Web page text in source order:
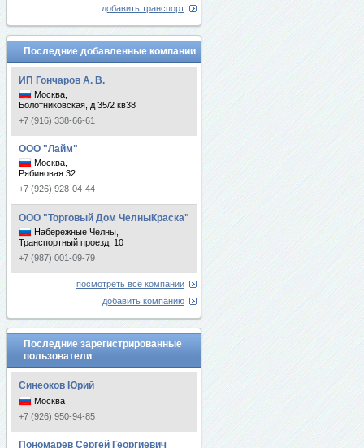
добавить транспорт
Последние добавленные компании
ИП Гончаров А. В.
Москва,
Болотниковская, д 35/2 кв38
+7 (916) 338-66-61
ООО "Лайм"
Москва,
Рябиновая 32
+7 (926) 928-04-44
ООО "Торговый Дом ЧелныКраска"
Набережные Челны,
Транспортный проезд, 10
+7 (987) 001-09-79
посмотреть все компании
добавить компанию
Последние зарегистрированные
пользователи
Синеоков Юрий
Москва
+7 (926) 950-94-85
Пономарев Сергей Георгиевич